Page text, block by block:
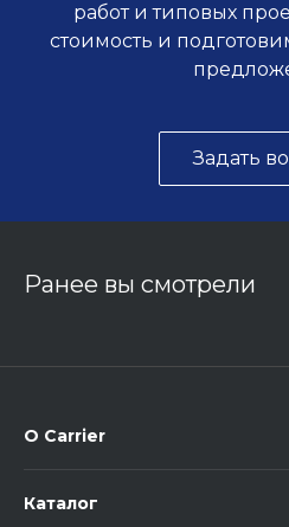
работ и типовых
стоимость и
Задать
Ранее вы смотрели
О Carrier
Каталог